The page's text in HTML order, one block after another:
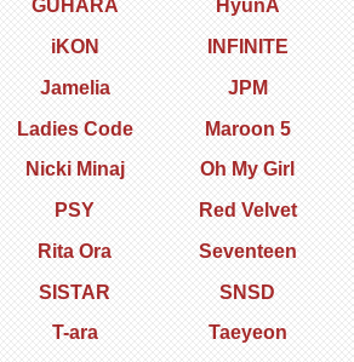
GUHARA
HyunA
iKON
INFINITE
Jamelia
JPM
Ladies Code
Maroon 5
Nicki Minaj
Oh My Girl
PSY
Red Velvet
Rita Ora
Seventeen
SISTAR
SNSD
T-ara
Taeyeon